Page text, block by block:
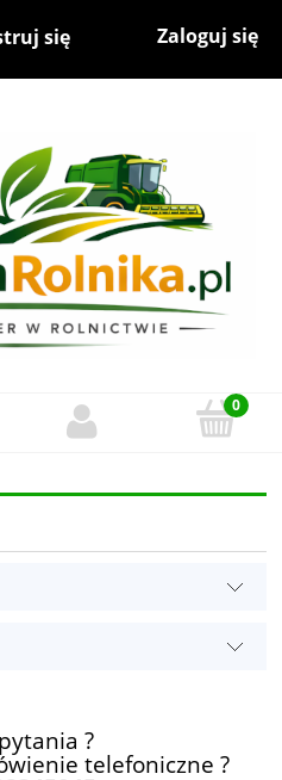
się Zaloguj się
?
telefoniczne ?